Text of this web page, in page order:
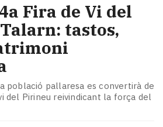
Fira de Vi del
tastos,
població pallaresa es convertirà de
del Pirineu reivindicant la força del